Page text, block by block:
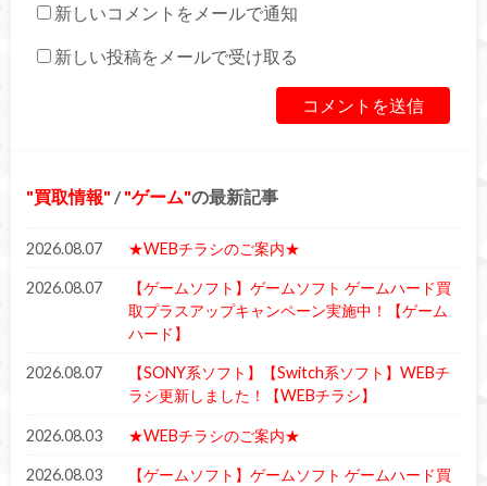
新しいコメントをメールで通知
新しい投稿をメールで受け取る
買取情報 / ゲーム の最新記事
2026.08.07 ★WEBチラシのご案内★
2026.08.07
【ゲームソフト】ゲームソフト ゲームハード買
取プラスアップキャンペーン実施中！【ゲーム
ハード】
2026.08.07
【SONY系ソフト】【Switch系ソフト】WEBチ
ラシ更新しました！【WEBチラシ】
2026.08.03 ★WEBチラシのご案内★
2026.08.03
【ゲームソフト】ゲームソフト ゲームハード買